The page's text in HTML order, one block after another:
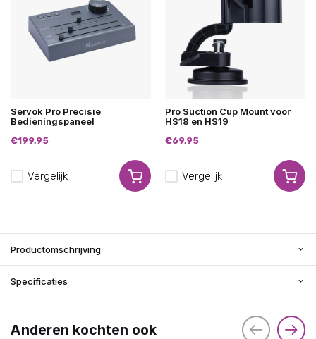
Servok Pro Precisie
Bedieningspaneel
€199,95
Vergelijk
Pro Suction Cup Mount voor
HS18 en HS19
€69,95
Vergelijk
Productomschrijving
Specificaties
Anderen kochten ook